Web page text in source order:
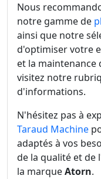
Nous
notre gamme de
ainsi que notre
d'optimiser votre
et la maintenance
visitez notre
d'informations.
N'hésitez pas à
Taraud Machine
adaptés à vos
de la qualité et de
la marqueAtorn.